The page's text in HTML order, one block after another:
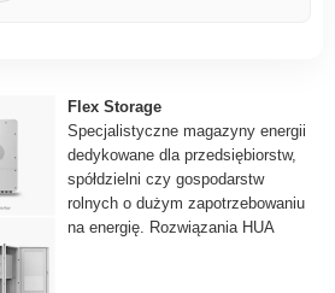
Flex Storage
Specjalistyczne magazyny energii
dedykowane dla przedsiębiorstw,
spółdzielni czy gospodarstw
rolnych o dużym zapotrzebowaniu
na energię. Rozwiązania HUA